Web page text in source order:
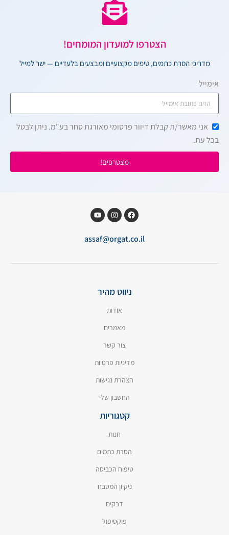
הצטרפו למועדון המומחים!
מדריכי הסרת כתמים, טיפים מקצועיים ומבצעים בלעדיים — ישר למייל
אימייל
אני מאשר/ת קבלת דיוור פרסומי מאורגת סחר בע"מ. ניתן לבטל
בכל עת.
מצטרפים!
assaf@orgat.co.il
ניווט מהיר
אודות
מאמרים
צור קשר
מדיניות פרטיות
הצהרת נגישות
החשבון שלי
קטגוריות
חנות
הסרת כתמים
טיפוח הכביסה
ניקיון המטבח
דבקים
פוקסיפול